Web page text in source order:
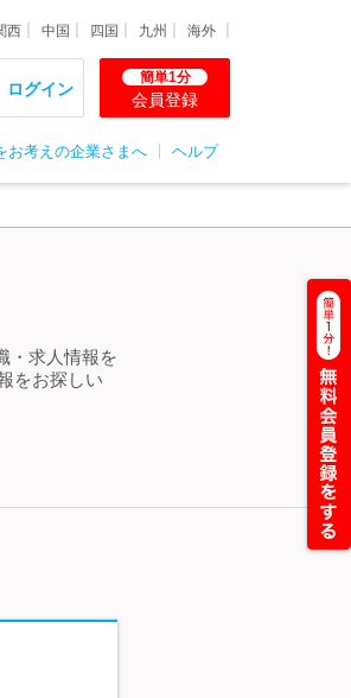
西 中国 四国 九州 海外
ログイン
簡単1分
会員登録
お考えの企業さまへ ヘルプ
・求人情報を
をお探しい